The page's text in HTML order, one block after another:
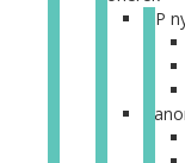
HP